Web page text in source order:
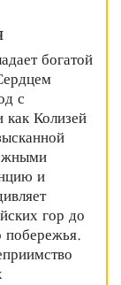
богатой
с
как Колизей
и
гор до
побережья.